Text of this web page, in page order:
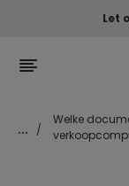
Let

... /
Welke